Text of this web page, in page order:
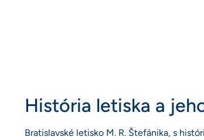
História letiska a
Bratislavské letisko M. R. Štefánika, s